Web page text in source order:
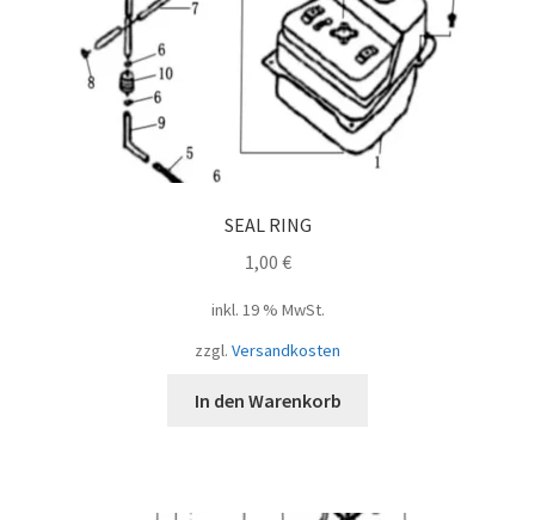
SEAL RING
1,00 €
inkl. 19 % MwSt.
zzgl. Versandkosten
In den Warenkorb